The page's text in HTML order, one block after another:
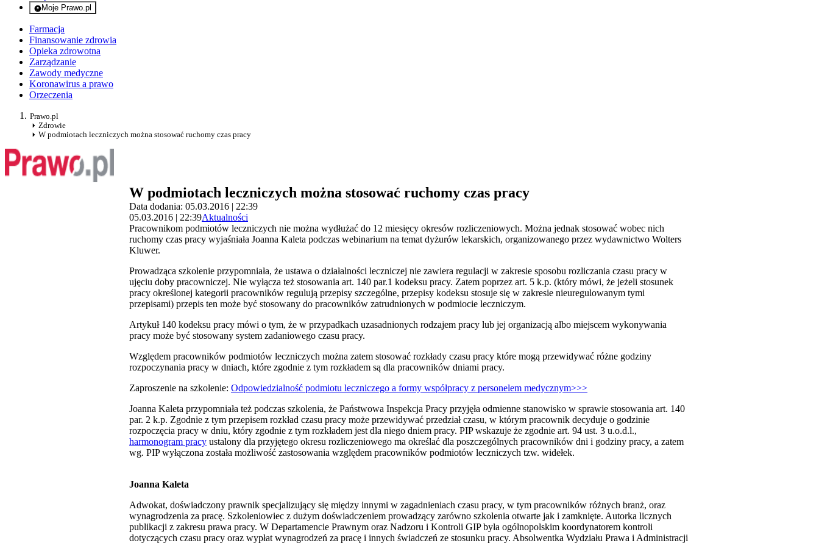
Moje Prawo.pl
- rejestracja i logowanie do serwisu
Farmacja
Finansowanie zdrowia
Opieka zdrowotna
Zarządzanie
Zawody medyczne
Koronawirus a prawo
Orzeczenia
Prawo.pl
Zdrowie
W podmiotach leczniczych można stosować ruchomy czas pracy
W podmiotach leczniczych można stosować ruchomy czas pracy
Data dodania: 05.03.2016 | 22:39
05.03.2016 | 22:39Aktualności
Pracownikom podmiotów leczniczych nie można wydłużać do 12 miesięcy okresów rozliczeniowych. Można jednak stosować wobec nich
ruchomy czas pracy wyjaśniała Joanna Kaleta podczas webinarium na temat dyżurów lekarskich, organizowanego przez wydawnictwo Wolters
Kluwer.
Prowadząca szkolenie przypomniała, że ustawa o działalności leczniczej nie zawiera regulacji w zakresie sposobu rozliczania czasu pracy w
ujęciu doby pracowniczej. Nie wyłącza też stosowania art. 140 par.1 kodeksu pracy. Zatem poprzez art. 5 k.p. (który mówi, że jeżeli stosunek
pracy określonej kategorii pracowników regulują przepisy szczególne, przepisy kodeksu stosuje się w zakresie nieuregulowanym tymi
przepisami) przepis ten może być stosowany do pracowników zatrudnionych w podmiocie leczniczym.
Artykuł 140 kodeksu pracy mówi o tym, że w przypadkach uzasadnionych rodzajem pracy lub jej organizacją albo miejscem wykonywania
pracy może być stosowany system zadaniowego czasu pracy.
Względem pracowników podmiotów leczniczych można zatem stosować rozkłady czasu pracy które mogą przewidywać różne godziny
rozpoczynania pracy w dniach, które zgodnie z tym rozkładem są dla pracowników dniami pracy.
Zaproszenie na szkolenie: Odpowiedzialność podmiotu leczniczego a formy współpracy z personelem medycznym>>>
Joanna Kaleta przypomniała też podczas szkolenia, że Państwowa Inspekcja Pracy przyjęła odmienne stanowisko w sprawie stosowania art. 140
par. 2 k.p. Zgodnie z tym przepisem rozkład czasu pracy może przewidywać przedział czasu, w którym pracownik decyduje o godzinie
rozpoczęcia pracy w dniu, który zgodnie z tym rozkładem jest dla niego dniem pracy. PIP wskazuje że zgodnie art. 94 ust. 3 u.o.d.l.,
harmonogram pracy ustalony dla przyjętego okresu rozliczeniowego ma określać dla poszczególnych pracowników dni i godziny pracy, a zatem
wg. PIP wyłączona została możliwość zastosowania względem pracowników podmiotów leczniczych tzw. widełek.
Joanna Kaleta
Adwokat, doświadczony prawnik specjalizujący się między innymi w zagadnieniach czasu pracy, w tym pracowników różnych branż, oraz
wynagrodzenia za pracę. Szkoleniowiec z dużym doświadczeniem prowadzący zarówno szkolenia otwarte jak i zamknięte. Autorka licznych
publikacji z zakresu prawa pracy. W Departamencie Prawnym oraz Nadzoru i Kontroli GIP była ogólnopolskim koordynatorem kontroli
dotyczących czasu pracy oraz wypłat wynagrodzeń za pracę i innych świadczeń ze stosunku pracy. Absolwentka Wydziału Prawa i Administracji